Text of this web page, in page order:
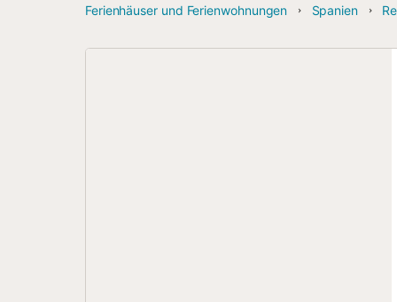
Ferienhäuser und Ferienwohnungen Spanien